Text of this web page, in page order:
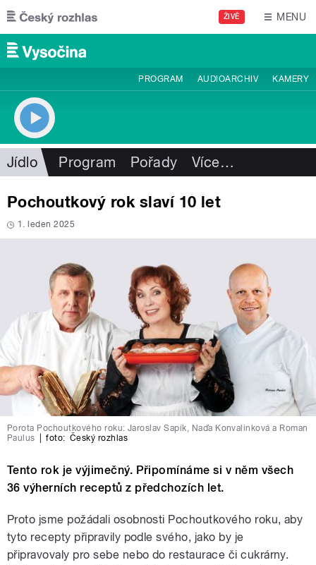
Přejít k hlavnímu obsahu
ŽIVĚ MENU
PROGRAM AUDIOARCHIV KAMERY
Jídlo Program Pořady Více…
Pochoutkový rok slaví 10 let
1. leden 2025
Porota Pochoutkového roku: Jaroslav Sapík, Naďa Konvalinková a Roman
Paulus
foto: Český rozhlas
Tento rok je výjimečný. Připomínáme si v něm všech
36 výherních receptů z předchozích let.
Proto jsme požádali osobnosti Pochoutkového roku, aby
tyto recepty připravily podle svého, jako by je
připravovaly pro sebe nebo do restaurace či cukrárny.